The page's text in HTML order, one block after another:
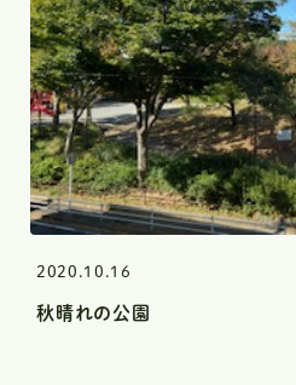
2020.10.16
秋晴れの公園